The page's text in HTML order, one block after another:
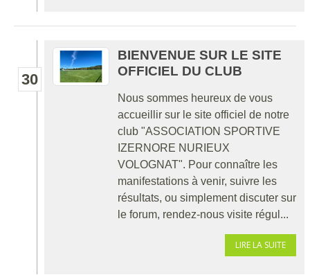
30
BIENVENUE SUR LE SITE
OFFICIEL DU CLUB
Nous sommes heureux de vous
accueillir sur le site officiel de notre
club "ASSOCIATION SPORTIVE
IZERNORE NURIEUX
VOLOGNAT". Pour connaître les
manifestations à venir, suivre les
résultats, ou simplement discuter sur
le forum, rendez-nous visite régul...
LIRE LA SUITE